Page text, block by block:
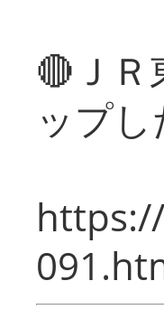
🔴Ｊ
ップ